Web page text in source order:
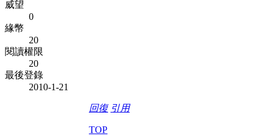
威望
0
緣幣
20
閱讀權限
20
最後登錄
2010-1-21
回復 引用
TOP